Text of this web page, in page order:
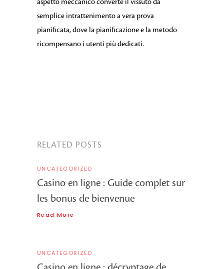
aspetto meccanico converte il vissuto da
semplice intrattenimento a vera prova
pianificata, dove la pianificazione e la metodo
ricompensano i utenti più dedicati.
RELATED POSTS
UNCATEGORIZED
Casino en ligne : Guide complet sur
les bonus de bienvenue
Read More
UNCATEGORIZED